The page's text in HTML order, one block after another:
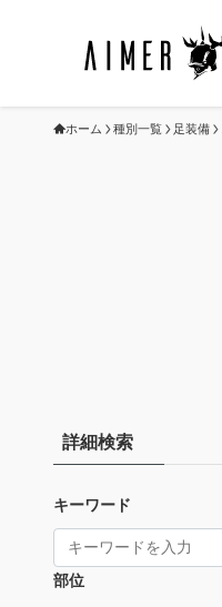
ホーム 種別一覧 足装備
詳細検索
キーワード
部位